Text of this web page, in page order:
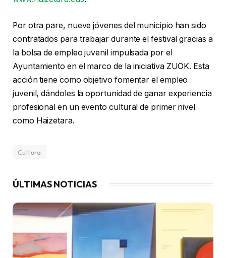
Por otra pare, nueve jóvenes del municipio han sido
contratados para trabajar durante el festival gracias a
la bolsa de empleo juvenil impulsada por el
Ayuntamiento en el marco de la iniciativa ZUOK. Esta
acción tiene como objetivo fomentar el empleo
juvenil, dándoles la oportunidad de ganar experiencia
profesional en un evento cultural de primer nivel
como Haizetara.
Cultura
ÚLTIMAS NOTICIAS